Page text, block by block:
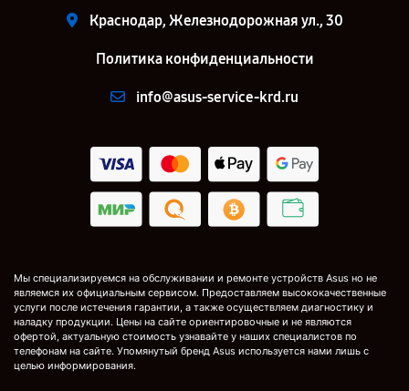
Краснодар, Железнодорожная ул., 30
Политика конфиденциальности
info@asus-service-krd.ru
Мы специализируемся на обслуживании и ремонте устройств Asus но не
являемся их официальным сервисом. Предоставляем высококачественные
услуги после истечения гарантии, а также осуществляем диагностику и
наладку продукции. Цены на сайте ориентировочные и не являются
офертой, актуальную стоимость узнавайте у наших специалистов по
телефонам на сайте. Упомянутый бренд Asus используется нами лишь с
целью информирования.